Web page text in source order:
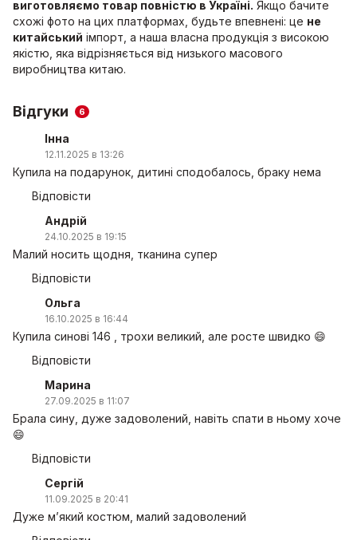
виготовляємо товар повністю в Україні. Якщо бачите
схожі фото на цих платформах, будьте впевнені: це не
китайський імпорт, а наша власна продукція з високою
якістю, яка відрізняється від низького масового
виробництва китаю.
Відгуки 6
Інна
12.11.2025 в 13:26
Купила на подарунок, дитині сподобалось, браку нема
Відповісти
Андрій
24.10.2025 в 19:15
Малий носить щодня, тканина супер
Відповісти
Ольга
16.10.2025 в 16:44
Купила синові 146 , трохи великий, але росте швидко 😄
Відповісти
Марина
27.09.2025 в 11:07
Брала сину, дуже задоволений, навіть спати в ньому хоче
😄
Відповісти
Сергій
11.09.2025 в 20:41
Дуже м’який костюм, малий задоволений